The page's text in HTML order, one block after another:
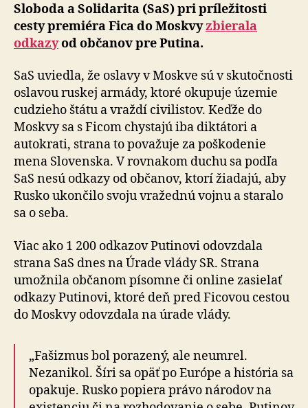
Sloboda a Solidarita (SaS) pri príležitosti
cesty pre­mié­ra Fica do Moskvyzbierala
odkazyod občanov pre Putina.
SaS uviedla, že oslavy v Moskve sú v skutočnosti
oslavou ruskej armády, ktoré okupuje územie
cudzieho štátu a vraždí civilistov. Keďže do
Moskvy sa s Ficom chystajú iba diktátori a
autokrati, strana to považuje za poškodenie
mena Slovenska. V rovnakom duchu sa podľa
SaS nesú odkazy od občanov, ktorí žiadajú, aby
Rusko ukončilo svoju vražednú vojnu a staralo
sa o seba.
Viac ako 1 200 odkazov Putinovi odovzdala
strana SaS dnes na Úrade vlády SR. Strana
umožnila občanom písomne či online zasielať
odkazy Putinovi, ktoré deň pred Ficovou cestou
do Moskvy odovzdala na úrade vlády.
„Fašizmus bol porazený, ale neumrel.
Nezanikol. Šíri sa opäť po Európe a história sa
opakuje. Rusko popiera právo národov na